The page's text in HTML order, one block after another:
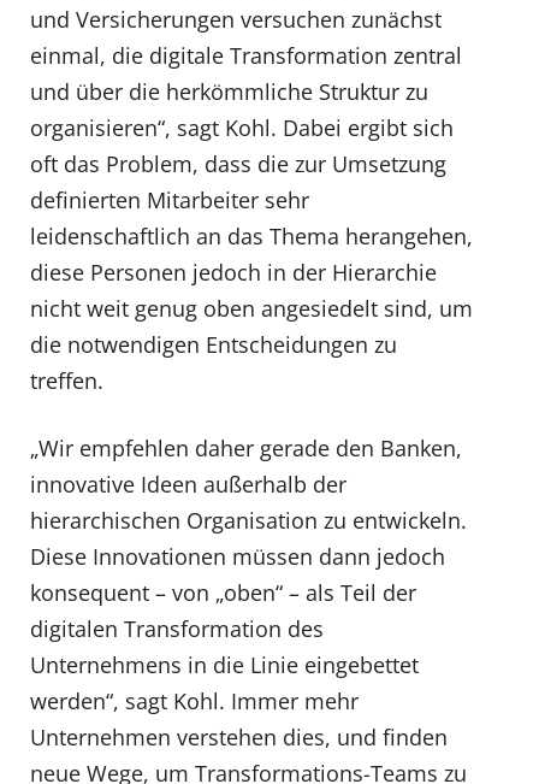
und Versicherungen versuchen zunächst
einmal, die digitale Transformation zentral
und über die herkömmliche Struktur zu
organisieren“, sagt Kohl. Dabei ergibt sich
oft das Problem, dass die zur Umsetzung
definierten Mitarbeiter sehr
leidenschaftlich an das Thema herangehen,
diese Personen jedoch in der Hierarchie
nicht weit genug oben angesiedelt sind, um
die notwendigen Entscheidungen zu
treffen.
„Wir empfehlen daher gerade den Banken,
innovative Ideen außerhalb der
hierarchischen Organisation zu entwickeln.
Diese Innovationen müssen dann jedoch
konsequent – von „oben“ – als Teil der
digitalen Transformation des
Unternehmens in die Linie eingebettet
werden“, sagt Kohl. Immer mehr
Unternehmen verstehen dies, und finden
neue Wege, um Transformations-Teams zu